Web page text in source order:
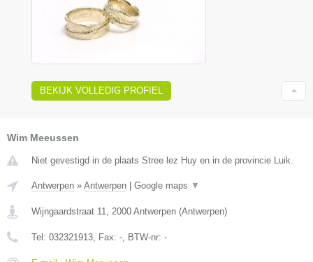
BEKIJK VOLLEDIG PROFIEL
Wim Meeussen
Niet gevestigd in de plaats Stree lez Huy en in de provincie Luik.
Antwerpen » Antwerpen | Google maps ▼
Wijngaardstraat 11 2000 Antwerpen (Antwerpen)
Tel: 032321913 , Fax: - , BTW-nr: -